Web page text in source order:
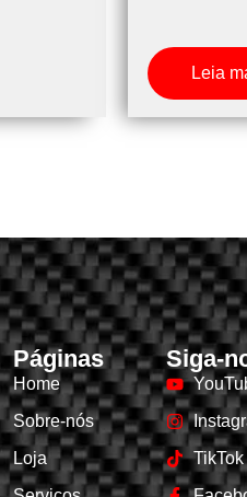
Leia
Páginas
Home
Sobre-nós
Loja
Siga-
TikTok